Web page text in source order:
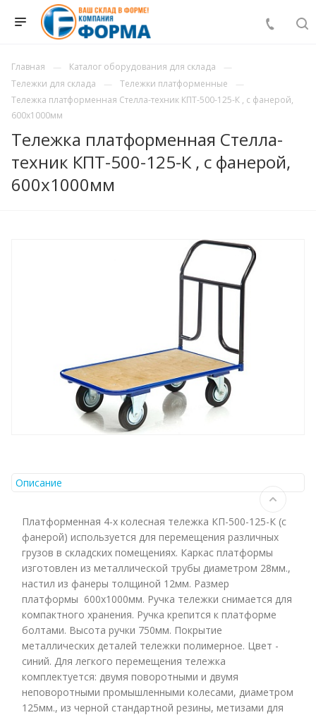
Главная
Каталог оборудования для склада
Тележки для склада
Тележки платформенные
Тележка платформенная Стелла-техник КПТ-500-125-К , с фанерой,
600х1000мм
Тележка платформенная Стелла-
техник КПТ-500-125-К , с фанерой,
600х1000мм
Описание
Платформенная 4-х колесная тележка КП-500-125-К (с
фанерой) используется для перемещения различных
грузов в складских помещениях. Каркас платформы
изготовлен из металлической трубы диаметром 28мм.,
настил из фанеры толщиной 12мм. Размер
платформы 600х1000мм. Ручка тележки снимается для
компактного хранения. Ручка крепится к платформе
болтами. Высота ручки 750мм. Покрытие
металлических деталей тележки полимерное. Цвет -
синий. Для легкого перемещения тележка
комплектуется: двумя поворотными и двумя
неповоротными промышленными колесами, диаметром
125мм., из черной стандартной резины, метизами для